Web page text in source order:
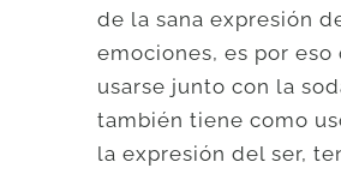
de la sana expresión
emociones, es por eso
usarse junto con la
también tiene como
la expresión del ser,